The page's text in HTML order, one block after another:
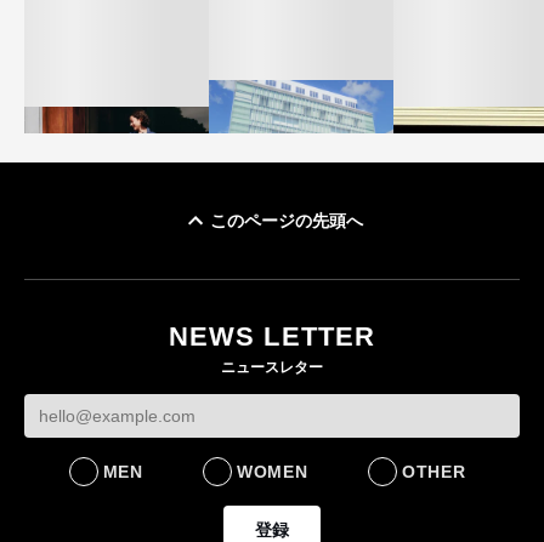
ケットなど7型を発売
FASHION
FASHION
BUSINESS
このページの先頭へ
NEWS LETTER
ニュースレター
MEN WOMEN OTHER
登録